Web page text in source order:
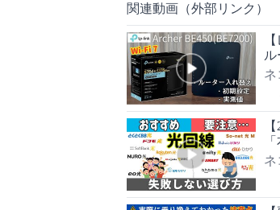
関連動画（外部リンク）
ネ
ネ